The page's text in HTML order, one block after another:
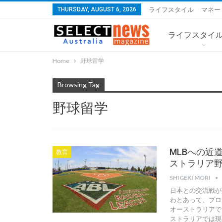
THURSDAY, AUGUST 6, 2026 ライフスタイル マネー
ライフスタイ
Home 野球留学
Browsing Tag
野球留学
教育
MLBへの近
ストラリア
SHIGEKI MORI
日本との交流戦
わとあって、プ
オーストラリア
ストラリアでは